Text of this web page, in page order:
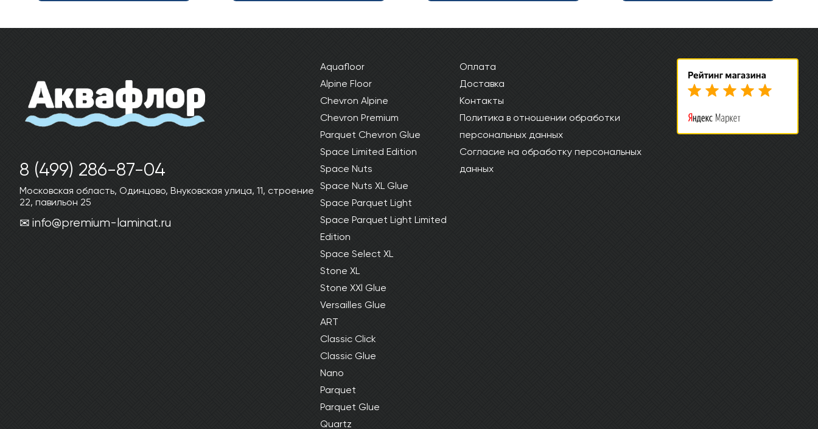
8 (499) 286-87-04
Московская область, Одинцово, Внуковская улица, 11, строение
22, павильон 25
info@premium-laminat.ru
Aquafloor
Alpine Floor
Chevron Alpine
Chevron Premium
Parquet Chevron Glue
Space Limited Edition
Space Nuts
Space Nuts XL Glue
Space Parquet Light
Space Parquet Light Limited
Edition
Space Select XL
Stone XL
Stone XXl Glue
Versailles Glue
ART
Classic Click
Classic Glue
Nano
Parquet
Parquet Glue
Quartz
Оплата
Доставка
Контакты
Политика в отношении обработки
персональных данных
Согласие на обработку персональных
данных